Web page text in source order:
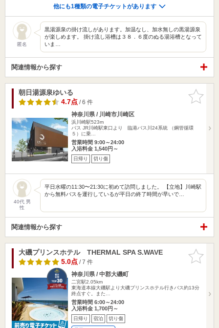
他にも1種類の電子チケットがあります
匿名
黒湯源泉の掛け流しがあります。加温なし、加水無しの黒湯源泉
が楽しめます。 掛け流し浴槽は３８．６度のぬる湯浴槽となって
いま…
関連情報から探す
お気に入
りに追加
朝日湯源泉ゆいる
4.7点/ 6 件
神奈川県 / 川崎市川崎区
浜川崎駅523m
バス JR川崎駅東口より 臨港バス川24系統 （鋼管循環
５）に乗…
営業時間 9:00～24:00
入浴料金 1,540円～
日帰り 切り傷
40代 男
性
平日水曜の11:30〜21:30に初めて訪問しました。 【立地】川崎駅
から無料バスを運行しているが平日の終了時間が早いで…
関連情報から探す
お気に入
りに追加
大磯プリンスホテル THERMAL SPA S.WAVE
5.0点/ 7 件
神奈川県 / 中郡大磯町
二宮駅2.05km
東海道本線大磯駅より大磯プリンスホテル行きバス約13分
終点すぐ。また…
営業時間 6:00～24:00
入浴料金 1,700円～
日帰り 宿泊 切り傷